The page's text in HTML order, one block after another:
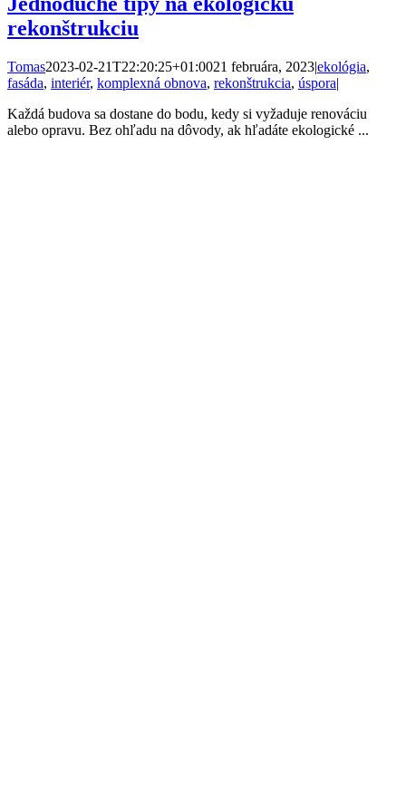
rekonštrukciu
Tomas2023-02-21T22:20:25+01:0021 februára, 2023|ekológia,
fasáda, interiér, komplexná obnova, rekonštrukcia, úspora|
Každá budova sa dostane do bodu, kedy si vyžaduje renováciu
alebo opravu. Bez ohľadu na dôvody, ak hľadáte ekologické ...